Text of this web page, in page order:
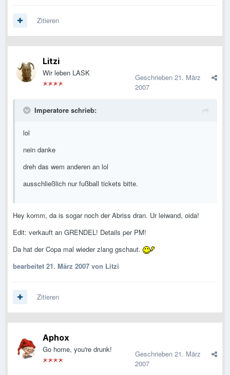
Zitieren
Litzi
Wir leben LASK Geschrieben 21. März
2007
Imperatore schrieb:
lol
nein danke
dreh das wem anderen an lol
ausschließlich nur fußball tickets bitte.
Hey komm, da is sogar noch der Abriss dran. Ur leiwand, oida!
Edit: verkauft an GRENDEL! Details per PM!
Da hat der Copa mal wieder zlang gschaut.
bearbeitet 21. März 2007 von Litzi
Zitieren
Aphox
Go home, you're drunk! Geschrieben 21. März
2007